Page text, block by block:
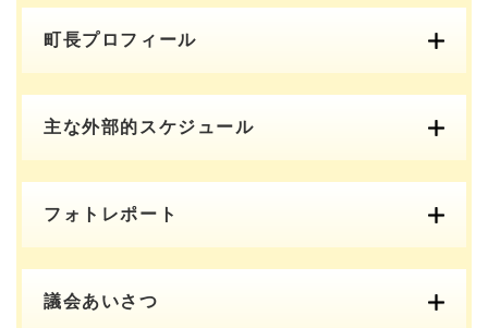
町長プロフィール
主な外部的スケジュール
フォトレポート
議会あいさつ